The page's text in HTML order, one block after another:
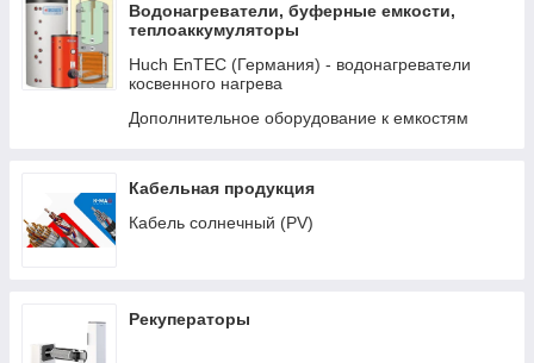
Водонагреватели, буферные емкости,
теплоаккумуляторы
Huch EnTEC (Германия) - водонагреватели
косвенного нагрева
Дополнительное оборудование к емкостям
Кабельная продукция
Кабель солнечный (PV)
Рекуператоры